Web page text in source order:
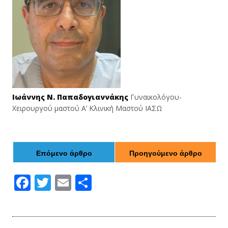
Ιωάννης Ν. Παπαδογιαννάκης Γυναικολόγου-
Χειρουργού μαστού Α’ Κλινική Μαστού ΙΑΣΩ
Προηγούμενο άρθρο
Επόμενο άρθρο
F
e
T
itt
E
ai ρ